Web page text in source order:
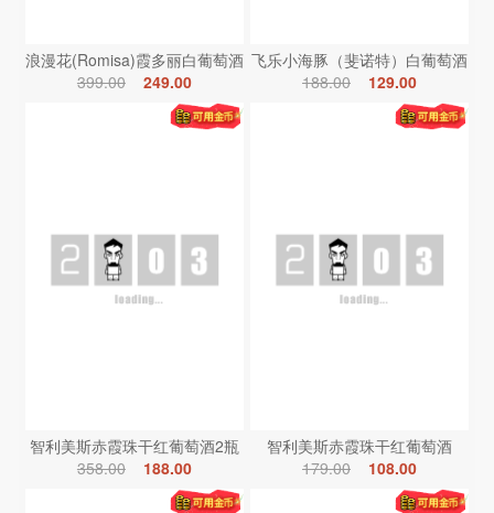
浪漫花(Romisa)霞多丽白葡萄酒
399.00
249.00
飞乐小海豚（斐诺特）白葡萄酒
188.00
129.00
智利美斯赤霞珠干红葡萄酒2瓶
358.00
188.00
智利美斯赤霞珠干红葡萄酒
179.00
108.00